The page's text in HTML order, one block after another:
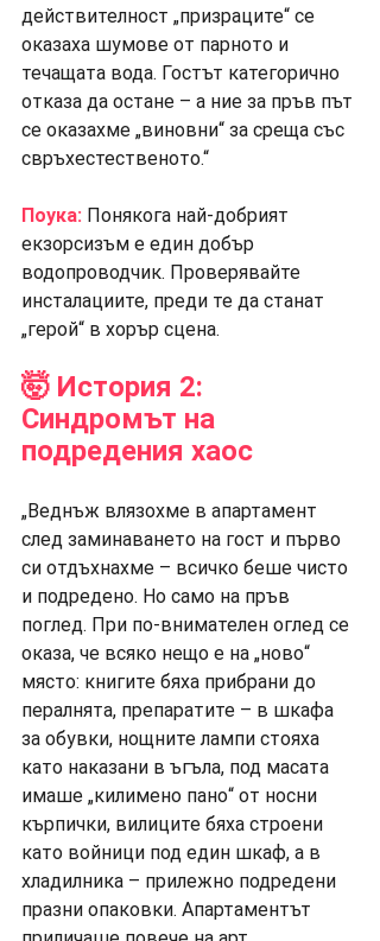
действителност „призраците“ се
оказаха шумове от парното и
течащата вода. Гостът категорично
отказа да остане – а ние за пръв път
се оказахме „виновни“ за среща със
свръхестественото.“
Поука: Понякога най-добрият
екзорсизъм е един добър
водопроводчик. Проверявайте
инсталациите, преди те да станат
„герой“ в хорър сцена.
🤯 История 2:
Синдромът на
подредения хаос
„Веднъж влязохме в апартамент
след заминаването на гост и първо
си отдъхнахме – всичко беше чисто
и подредено. Но само на пръв
поглед. При по-внимателен оглед се
оказа, че всяко нещо е на „ново“
място: книгите бяха прибрани до
пералнята, препаратите – в шкафа
за обувки, нощните лампи стояха
като наказани в ъгъла, под масата
имаше „килимено пано“ от носни
кърпички, вилиците бяха строени
като войници под един шкаф, а в
хладилника – прилежно подредени
празни опаковки. Апартаментът